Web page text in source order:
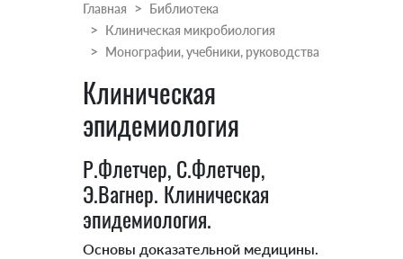
Главная
Библиотека
Клиническая микробиология
Монографии, учебники, руководства
Клиническая
эпидемиология
Р.Флетчер, С.Флетчер,
Э.Вагнер. Клиническая
эпидемиология.
Основы доказательной медицины.